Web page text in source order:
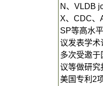
N、VLDB
X、CDC、
SP等高水
议发表学术
多次受邀于
议等做研究
美国专利2